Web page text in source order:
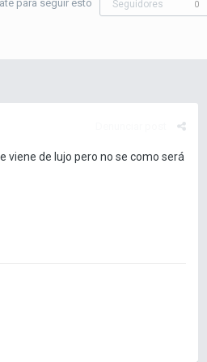
para seguir esto Seguidores 0
viene de lujo pero no se como será